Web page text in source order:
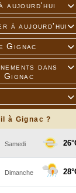

aujourd'hui

à aujourd'hui

Gignac

dans

il à Gignac ?